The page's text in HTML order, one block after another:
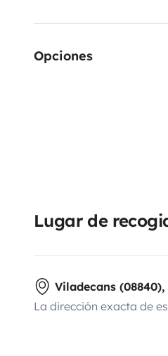
Opciones
Lugar de
Viladecans (08840),
La dirección exacta de